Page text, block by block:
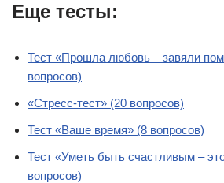
Еще тесты:
Тест «Прошла любовь – завяли
вопросов)
«Стресс-тест» (20 вопросов)
Тест «Ваше время» (8 вопросов)
Тест «Уметь быть счастливым –
вопросов)